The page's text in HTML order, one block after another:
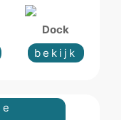
Dock
bekijk